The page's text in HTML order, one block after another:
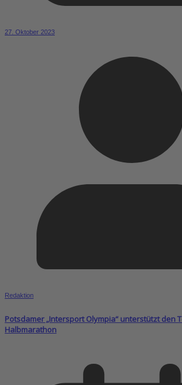
27. Oktober 2023
Redaktion
Potsdamer „Intersport Olympia“ unterstützt den
Halbmarathon